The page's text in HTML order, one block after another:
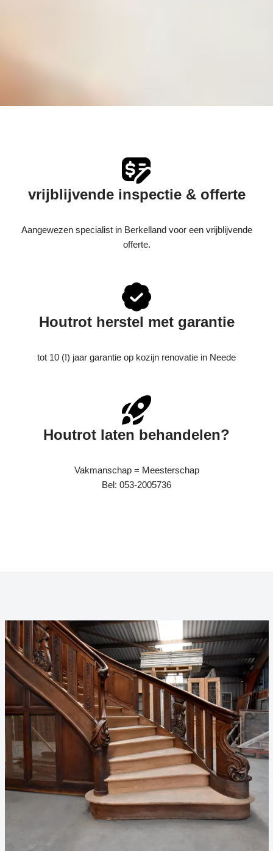
vrijblijvende inspectie & offerte
Aangewezen specialist in Berkelland voor een vrijblijvende
offerte.
Houtrot herstel met garantie
tot 10 (!) jaar garantie op kozijn renovatie in Neede
Houtrot laten behandelen?
Vakmanschap = Meesterschap
Bel: 053-2005736